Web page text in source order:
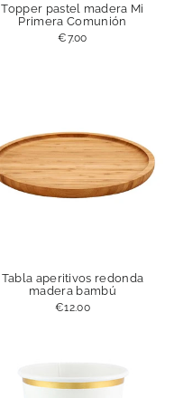
Topper pastel madera Mi
Primera Comunión
€7.00
Tabla aperitivos redonda
madera bambú
€12.00